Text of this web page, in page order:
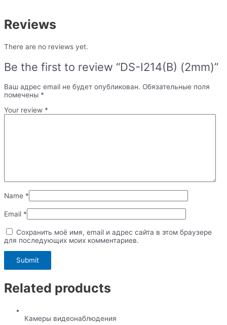
Reviews
There are no reviews yet.
Be the first to review “DS-I214(B) (2mm)”
Ваш адрес email не будет опубликован. Обязательные поля
помечены *
Your review *
Name *
Email *
Сохранить моё имя, email и адрес сайта в этом браузере
для последующих моих комментариев.
Related products
Камеры видеонаблюдения